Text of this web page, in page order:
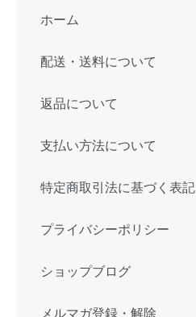
ホーム
配送・送料について
返品について
支払い方法について
特定商取引法に基づく表記
プライバシーポリシー
ショップブログ
メルマガ登録・解除